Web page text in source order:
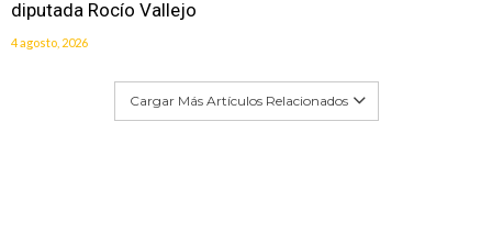
diputada Rocío Vallejo
4 agosto, 2026
Cargar Más Artículos Relacionados